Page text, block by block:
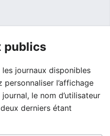
publics
journaux disponibles
l’affichage
le nom d’utilisateur
derniers étant